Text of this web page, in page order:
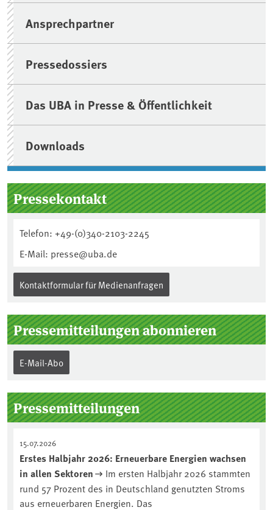
Ansprechpartner
Pressedossiers
Das UBA in Presse & Öffentlichkeit
Downloads
Pressekontakt
Telefon: +49-(0)340-2103-2245
E-Mail: presse@uba.de
Kontaktformular für Medienanfragen
Pressemitteilungen abonnieren
E-Mail-Abo
Pressemitteilungen
15.07.2026
Erstes Halbjahr 2026: Erneuerbare Energien wachsen
in allen Sektoren
Im ersten Halbjahr 2026 stammten
rund 57 Prozent des in Deutschland genutzten Stroms
aus erneuerbaren Energien. Das